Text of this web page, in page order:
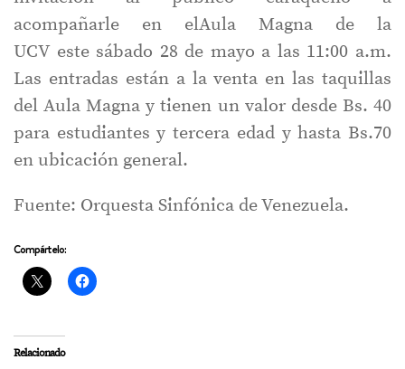
acompañarle en elAula Magna de la
UCV este sábado 28 de mayo a las 11:00 a.m.
Las entradas están a la venta en las taquillas
del Aula Magna y tienen un valor desde Bs. 40
para estudiantes y tercera edad y hasta Bs.70
en ubicación general.
Fuente: Orquesta Sinfónica de Venezuela.
Compártelo:
Relacionado